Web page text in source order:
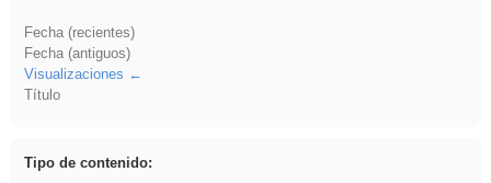
Fecha (recientes)
Fecha (antiguos)
Visualizaciones
Título
Tipo de contenido: